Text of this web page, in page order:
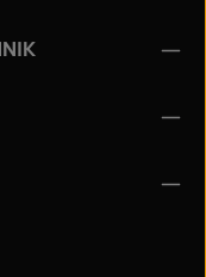
gelesen und bin mit